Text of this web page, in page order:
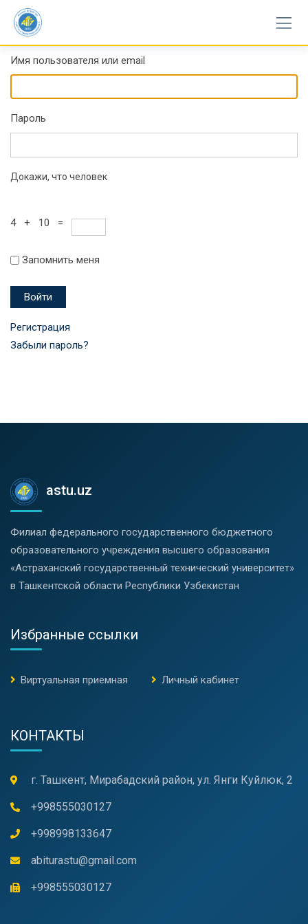
content
Имя пользователя или email
Пароль
Докажи, что человек
4 + 10 =
Запомнить меня
Войти
Регистрация
Забыли пароль?
astu.uz
Филиал федерального государственного бюджетного
образовательного учреждения высшего образования
«Астраханский государственный технический университет»
в Ташкентской области Республики Узбекистан
Избранные ссылки
Виртуальная приемная Личный кабинет
КОНТАКТЫ
г. Ташкент, Мирабадский район, ул. Янги Куйлюк, 2
+998555030127
+998998133647
abiturastu@gmail.com
+998555030127